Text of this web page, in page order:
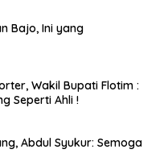
Bajo, Ini yang
Wakil Bupati Flotim :
Seperti Ahli !
Abdul Syukur: Semoga